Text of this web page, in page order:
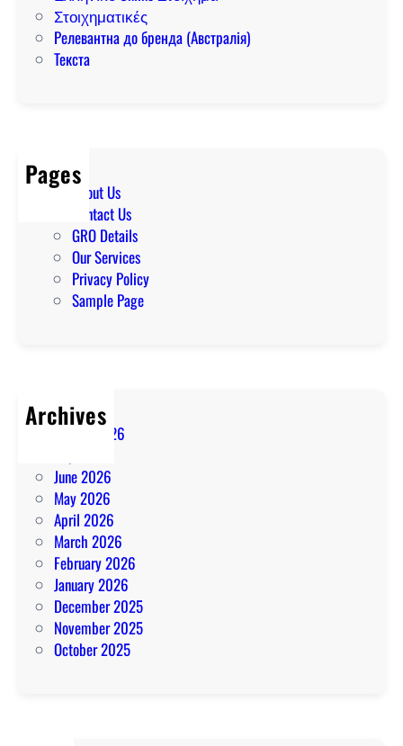
Στοιχηματικές
Релевантна до бренда (Австралія)
Текста
Pages
About Us
Contact Us
GRO Details
Our Services
Privacy Policy
Sample Page
Archives
August 2026
June 2026
May 2026
April 2026
March 2026
February 2026
January 2026
December 2025
November 2025
October 2025